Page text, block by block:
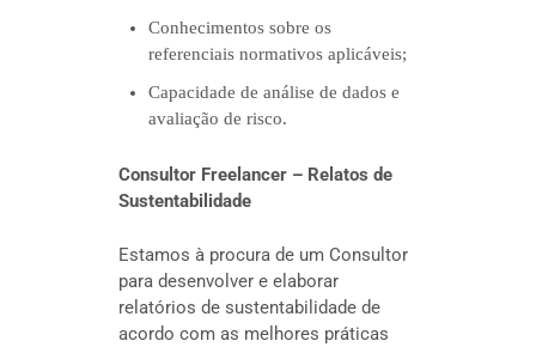
Conhecimentos sobre os
referenciais normativos aplicáveis;
Capacidade de análise de dados e
avaliação de risco.
Consultor Freelancer – Relatos de
Sustentabilidade
Estamos à procura de um Consultor
para desenvolver e elaborar
relatórios de sustentabilidade de
acordo com as melhores práticas